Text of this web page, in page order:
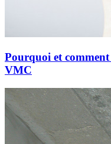
Pourquoi et
VMC